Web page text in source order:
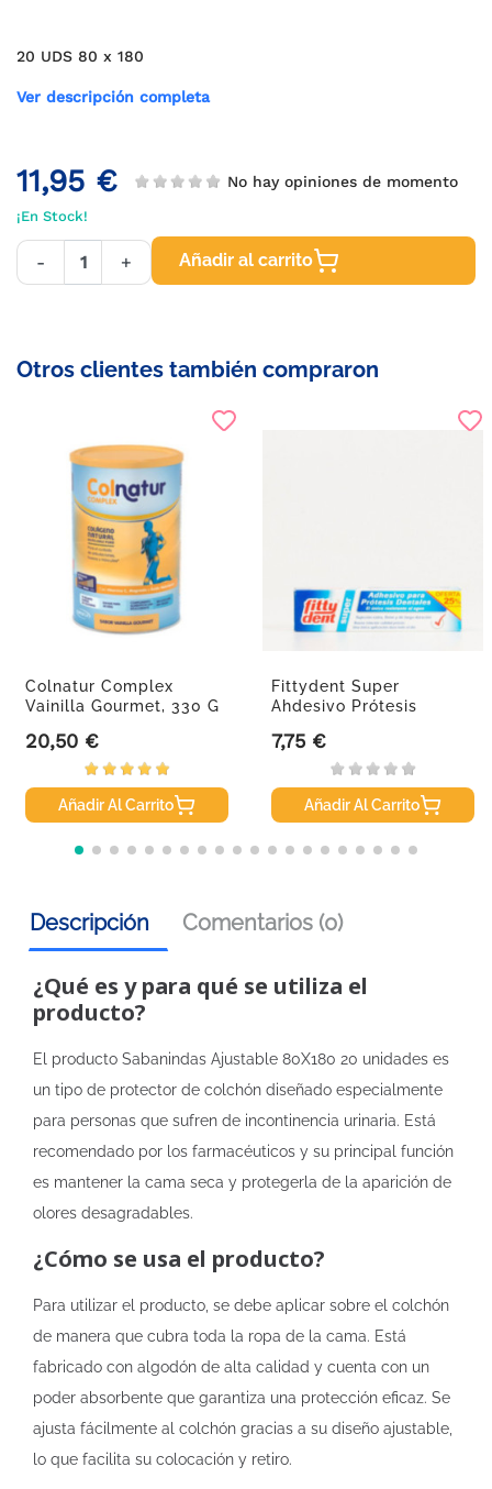
20 UDS 80 x 180
Ver descripción completa
11,95 € No hay opiniones de momento
¡En Stock!
- + Añadir al carrito
Otros clientes también compraron
Colnatur Complex
Vainilla Gourmet, 330 G
Precio
20,50 €
Añadir Al Carrito
Fittydent Super
Ahdesivo Prótesis
Precio
7,75 €
Añadir Al Carrito
Descripción Comentarios (0)
¿Qué es y para qué se utiliza el
producto?
El producto Sabanindas Ajustable 80X180 20 unidades es
un tipo de protector de colchón diseñado especialmente
para personas que sufren de incontinencia urinaria. Está
recomendado por los farmacéuticos y su principal función
es mantener la cama seca y protegerla de la aparición de
olores desagradables.
¿Cómo se usa el producto?
Para utilizar el producto, se debe aplicar sobre el colchón
de manera que cubra toda la ropa de la cama. Está
fabricado con algodón de alta calidad y cuenta con un
poder absorbente que garantiza una protección eficaz. Se
ajusta fácilmente al colchón gracias a su diseño ajustable,
lo que facilita su colocación y retiro.